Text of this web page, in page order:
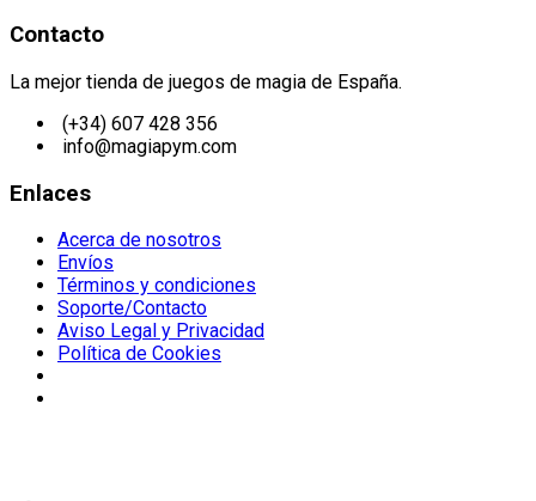
Contacto
La mejor tienda de juegos de magia de España.
(+34) 607 428 356
info@magiapym.com
Enlaces
Acerca de nosotros
Envíos
Términos y condiciones
Soporte/Contacto
Aviso Legal y Privacidad
Política de Cookies